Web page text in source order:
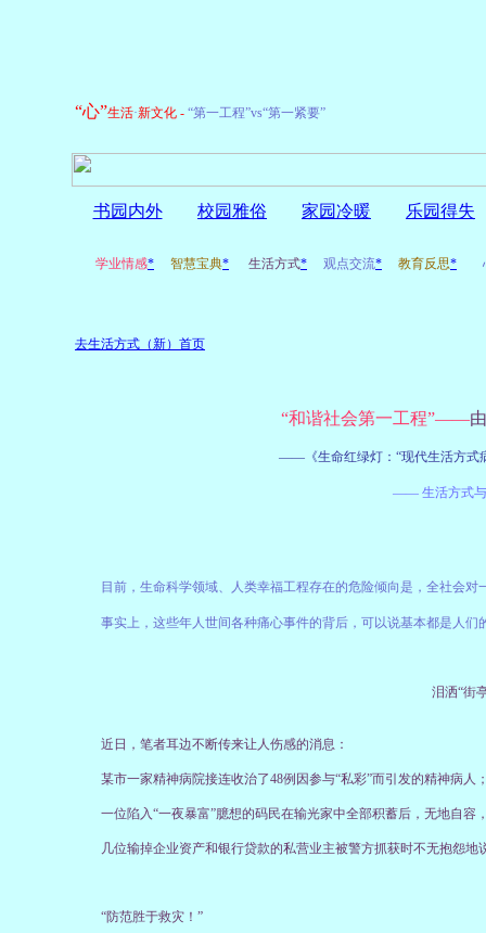
“心”生活·新文化 - “第一工程”vs“第一紧要”
书园内外 校园雅俗 家园冷暖 乐园得失
学业情感* 智慧宝典* 生活方式* 观点交流* 教育反思* 心
去生活方式（新）首页
“和谐社会第一工程”——
——《生命红绿灯：“现代生活方式
—— 生活方式
目前，生命科学领域、人类幸福工程存在的危险倾向是，全社会对
事实上，这些年人世间各种痛心事件的背后，可以说基本都是人
泪洒“街
近日，笔者耳边不断传来让人伤感的消息：
某市一家精神病院接连收治了48例因参与“私彩”而引发的精神病人
一位陷入“一夜暴富”臆想的码民在输光家中全部积蓄后，无地自容
几位输掉企业资产和银行贷款的私营业主被警方抓获时不无抱怨地
“防范胜于救灾！”